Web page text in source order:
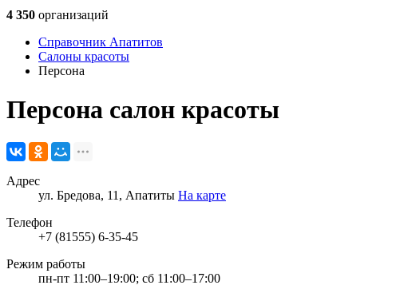
4 350 организаций
Справочник Апатитов
Салоны красоты
Персона
Персона салон красоты
Адрес
ул. Бредова, 11, Апатиты На карте
Телефон
+7 (81555) 6-35-45
Режим работы
пн-пт 11:00–19:00; сб 11:00–17:00